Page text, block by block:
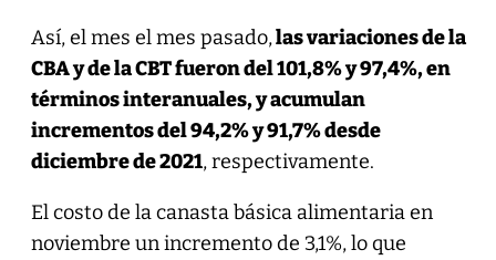
Así, el mes el mes pasado,las variaciones de la
CBA y de la CBT fueron del 101,8% y 97,4%, en
términos interanuales, y acumulan
incrementos del 94,2% y 91,7% desde
diciembre de 2021, respectivamente.
El costo de la canasta básica alimentaria en
noviembre un incremento de 3,1%, lo que